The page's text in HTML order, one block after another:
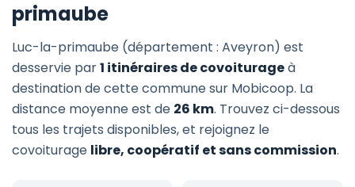
primaube
Luc-la-primaube (département : Aveyron) est
desservie par1 itinéraires de covoiturageà
destination de cette commune sur Mobicoop. La
distance moyenne est de 26 km. Trouvez ci-dessous
tous les trajets disponibles, et rejoignez le
covoiturage libre, coopératif et sans commission.